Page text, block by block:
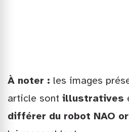
À noter : les images
article sont illustratives
différer du robot NAO